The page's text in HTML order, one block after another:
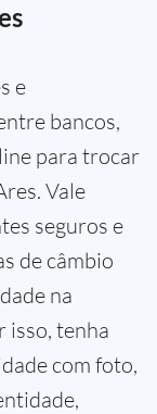
e
bancos,
para trocar
Vale
seguros e
de câmbio
na
isso, tenha
com foto,